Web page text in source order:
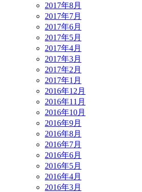
2017年8月
2017年7月
2017年6月
2017年5月
2017年4月
2017年3月
2017年2月
2017年1月
2016年12月
2016年11月
2016年10月
2016年9月
2016年8月
2016年7月
2016年6月
2016年5月
2016年4月
2016年3月